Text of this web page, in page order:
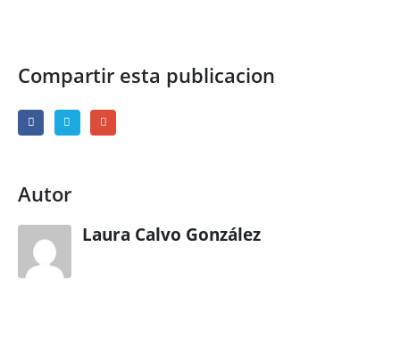
Compartir esta publicacion
Autor
Laura Calvo González